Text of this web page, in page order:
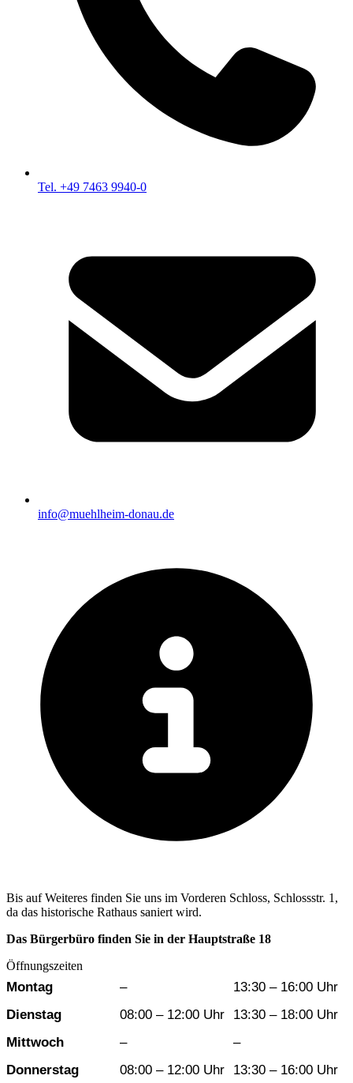
Tel. +49 7463 9940-0
info@muehlheim-donau.de
Bis auf Weiteres finden Sie uns im Vorderen Schloss, Schlossstr. 1,
da das historische Rathaus saniert wird.
Das Bürgerbüro finden Sie in der Hauptstraße 18
Öffnungszeiten
Wochentag
Montag –
13:30 – 16:00 Uhr
Dienstag
08:00 – 12:00 Uhr
13:30 – 18:00 Uhr
Mittwoch
–
–
Donnerstag
08:00 – 12:00 Uhr 13:30 – 16:00 Uhr